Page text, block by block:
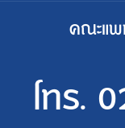
คณะแพ
โทร.